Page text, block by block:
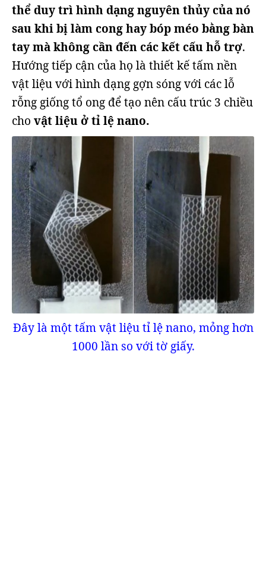
thể duy trì hình dạng nguyên thủy của nó
sau khi bị làm cong hay bóp méo bằng bàn
tay mà không cần đến các kết cấu hỗ trợ.
Hướng tiếp cận của họ là thiết kế tấm nền
vật liệu với hình dạng gợn sóng với các lỗ
rỗng giống tổ ong để tạo nên cấu trúc 3 chiều
cho vật liệu ở tỉ lệ nano.
Đây là một tấm vật liệu tỉ lệ nano, mỏng hơn
1000 lần so với tờ giấy.